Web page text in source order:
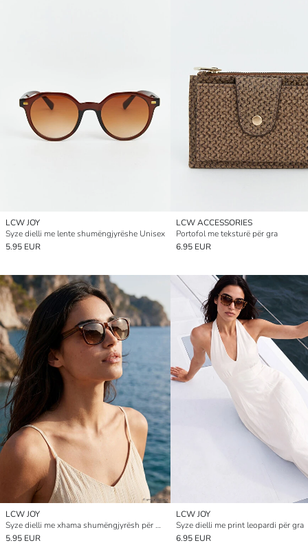
LCW JOY
Syze dielli me lente shumëngjyrëshe Unisex
5.95 EUR
LCW ACCESSORIES
Portofol me teksturë për gra
6.95 EUR
LCW JOY
Syze dielli me xhama shumëngjyrësh për gra
5.95 EUR
LCW JOY
Syze dielli me print leopardi për gra
6.95 EUR